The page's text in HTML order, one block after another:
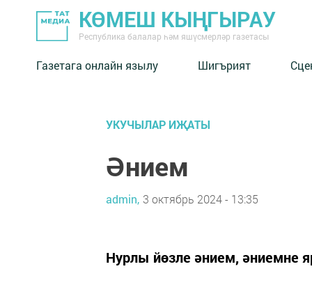
КӨМЕШ КЫҢГЫРАУ
Республика балалар һәм яшүсмерләр газетасы
Газетага онлайн язылу Шигърият
УКУЧЫЛАР ИҖАТЫ
Әнием
admin, 3 октябрь 2024 - 13:35
Нурлы йөзле әнием, әниемне